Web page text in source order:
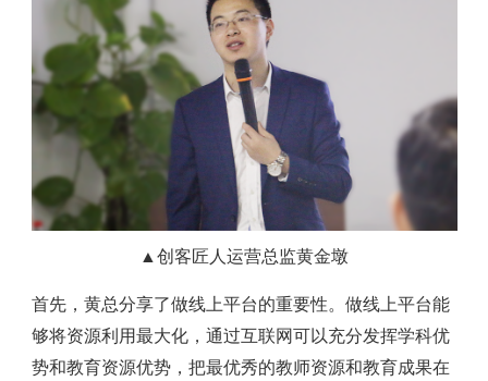
▲创客匠人运营总监黄金墩
首先，黄总分享了做线上平台的重要性。做线上平台能
够将资源利用最大化，通过互联网可以充分发挥学科优
势和教育资源优势，把最优秀的教师资源和教育成果在